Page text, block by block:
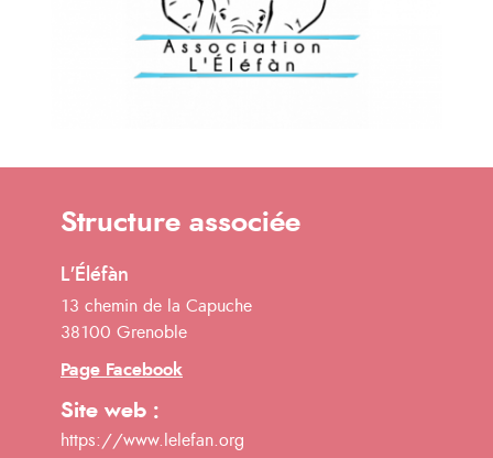
Structure associée
L'Éléfàn
13 chemin de la Capuche
38100 Grenoble
Page Facebook
Site web :
https://www.lelefan.org